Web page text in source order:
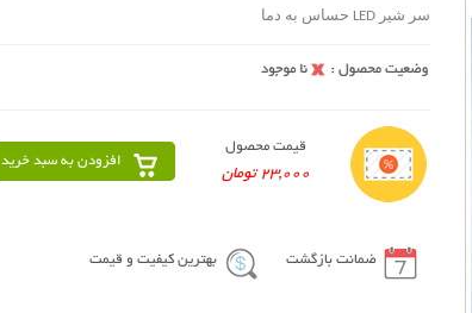
سر شير LED حساس به دما
قیمت محصول
23,000 تومان
افزودن به سبد خرید
ضمانت بازگشت بهترین کیفیت و قیمت